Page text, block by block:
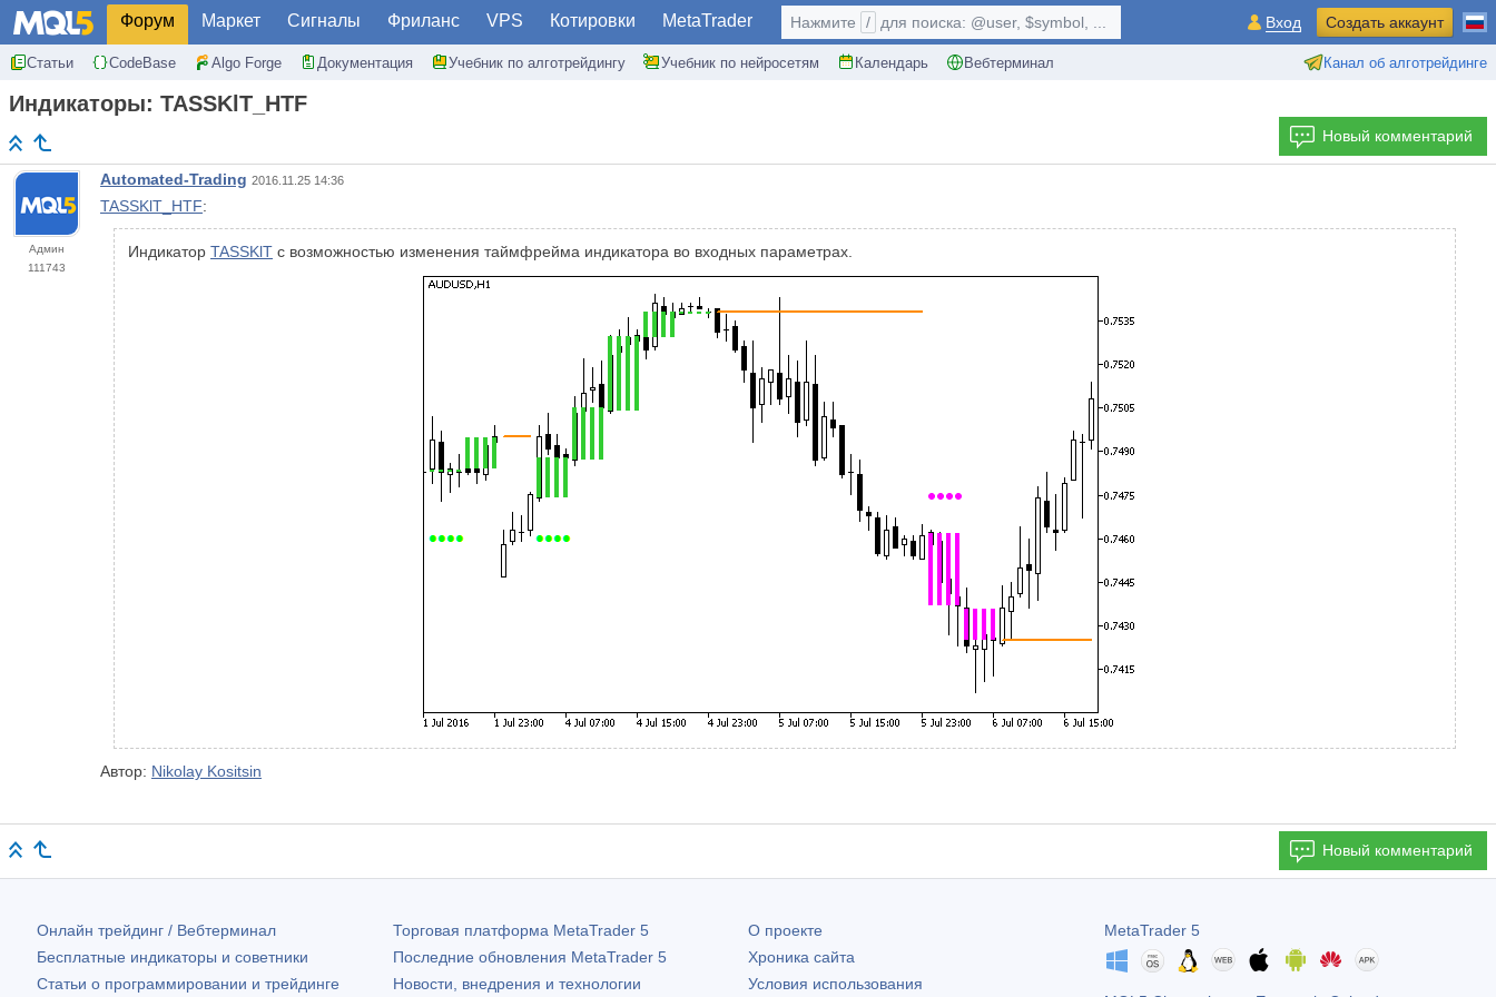
Форум Маркет Сигналы Фриланс VPS Котировки MetaTrader
Статьи CodeBase Algo Forge Документация Учебник по алготрейдингу Учебник по нейросетям Календарь Вебтерминал Канал об алготрейдинге
Нажмите / для поиска: @user, $symbol, ... Вход Создать аккаунт
Индикаторы: TASSKlT_HTF
Новый комментарий
Админ
111743
Automated-Trading 2016.11.25 14:36
TASSKlT_HTF:
Индикатор TASSKlT с возможностью изменения таймфрейма индикатора во входных параметрах.
Автор: Nikolay Kositsin
Новый комментарий
Онлайн трейдинг / Вебтерминал
Бесплатные индикаторы и советники
Статьи о программировании и трейдинге
Торговая платформа MetaTrader 5
Последние обновления MetaTrader 5
Новости, внедрения и технологии
О проекте
Хроника сайта
Условия использования
MetaTrader 5